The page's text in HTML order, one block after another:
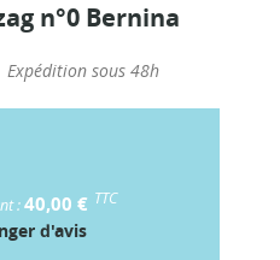
n°0 Bernina
Expédition sous 48h
:40,00 € TTC
d'avis